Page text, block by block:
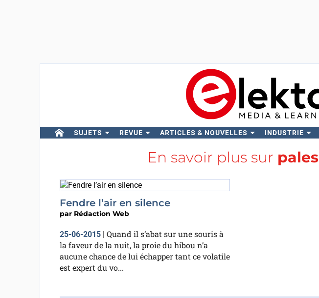
SUJETS REVUE ARTICLES & NOUVELLES INDUSTRIE
En savoir plus sur pales
Fendre l’air en silence
par Rédaction Web
25-06-2015| Quand il s’abat sur une souris à
la faveur de la nuit, la proie du hibou n’a
aucune chance de lui échapper tant ce volatile
est expert du vo...